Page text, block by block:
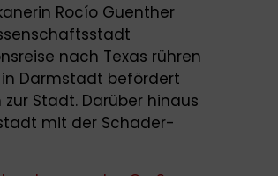
Rocío Guenther
nach Texas rühren
Darmstadt befördert
Stadt. Darüber hinaus
mit der Schader-